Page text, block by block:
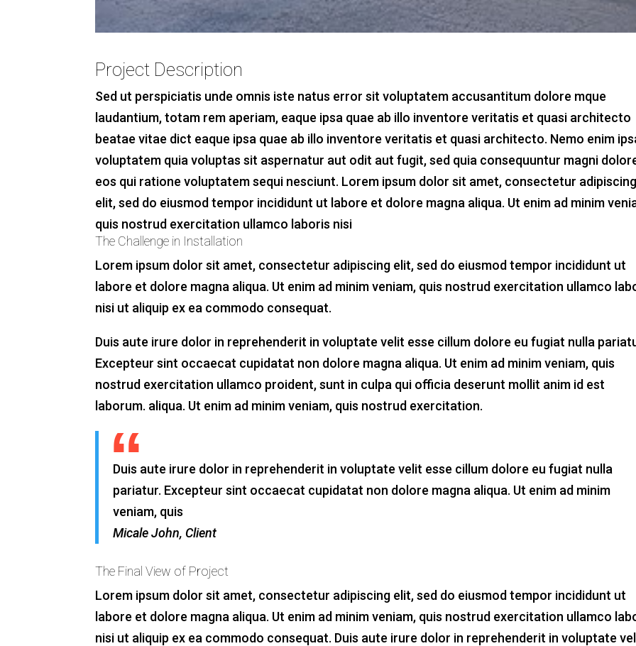
Project Description
Sed ut perspiciatis unde omnis iste natus error sit voluptatem accusantitum dolore mque
laudantium, totam rem aperiam, eaque ipsa quae ab illo inventore veritatis et quasi architecto
beatae vitae dict eaque ipsa quae ab illo inventore veritatis et quasi architecto. Nemo enim
voluptatem quia voluptas sit aspernatur aut odit aut fugit, sed quia consequuntur magni
eos qui ratione voluptatem sequi nesciunt. Lorem ipsum dolor sit amet, consectetur
elit, sed do eiusmod tempor incididunt ut labore et dolore magna aliqua. Ut enim ad minim
quis nostrud exercitation ullamco laboris nisi
The Challenge in Installation
Lorem ipsum dolor sit amet, consectetur adipiscing elit, sed do eiusmod tempor incididunt ut
labore et dolore magna aliqua. Ut enim ad minim veniam, quis nostrud exercitation ullamco
nisi ut aliquip ex ea commodo consequat.
Duis aute irure dolor in reprehenderit in voluptate velit esse cillum dolore eu fugiat nulla
Excepteur sint occaecat cupidatat non dolore magna aliqua. Ut enim ad minim veniam, quis
nostrud exercitation ullamco proident, sunt in culpa qui officia deserunt mollit anim id est
laborum. aliqua. Ut enim ad minim veniam, quis nostrud exercitation.
Duis aute irure dolor in reprehenderit in voluptate velit esse cillum dolore eu fugiat nulla
pariatur. Excepteur sint occaecat cupidatat non dolore magna aliqua. Ut enim ad minim
veniam, quis
Micale John, Client
The Final View of Project
Lorem ipsum dolor sit amet, consectetur adipiscing elit, sed do eiusmod tempor incididunt ut
labore et dolore magna aliqua. Ut enim ad minim veniam, quis nostrud exercitation ullamco
nisi ut aliquip ex ea commodo consequat. Duis aute irure dolor in reprehenderit in voluptate